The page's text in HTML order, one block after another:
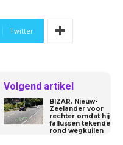
Twitter
Volgend artikel
BIZAR. Nieuw-
Zeelander voor
rechter omdat hij
fallussen tekende
rond wegkuilen